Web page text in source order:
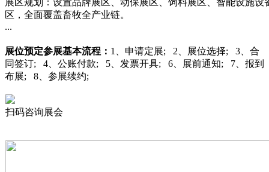
展区规划‌：设置品牌展区、动保展区、饲料展区、智能设施
区，全面覆盖畜牧全产业链。
...
展位预定参展基本流程： 1、申请定展; 2、展位选择; 3、合
同签订; 4、公账付款; 5、发票开具; 6、展前通知; 7、报到
布展; 8、参展续约;
扫码咨询展会